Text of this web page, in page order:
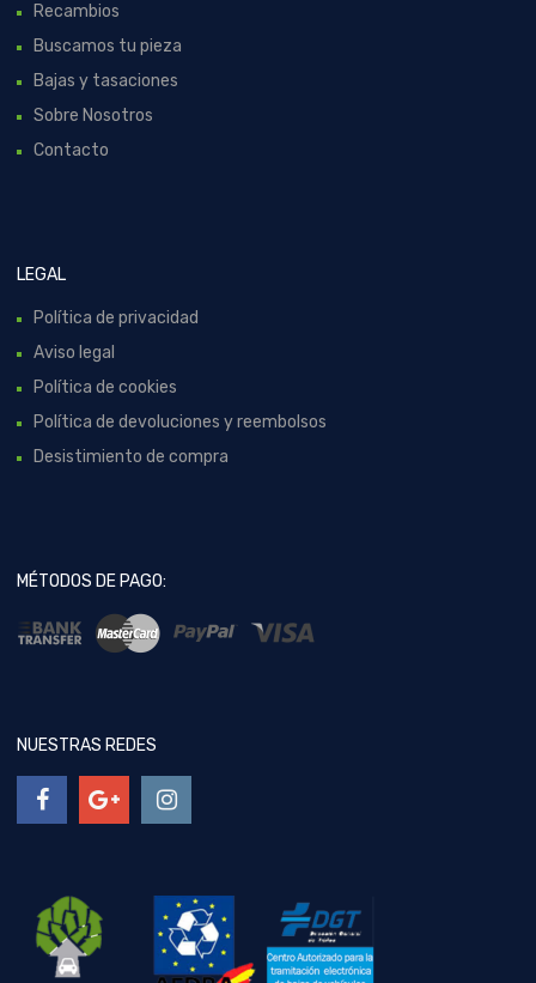
Recambios
Buscamos tu pieza
Bajas y tasaciones
Sobre Nosotros
Contacto
LEGAL
Política de privacidad
Aviso legal
Política de cookies
Política de devoluciones y reembolsos
Desistimiento de compra
MÉTODOS DE PAGO:
NUESTRAS REDES